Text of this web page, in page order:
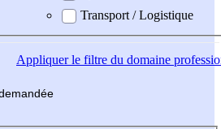
Transport / Logistique
Appliquerle filtre du domaine